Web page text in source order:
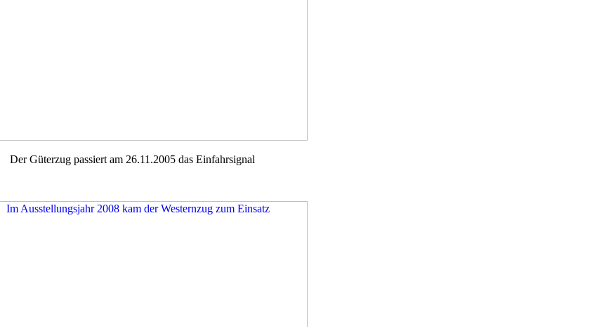
Der Güterzug passiert am 26.11.2005 das Einfahrsignal